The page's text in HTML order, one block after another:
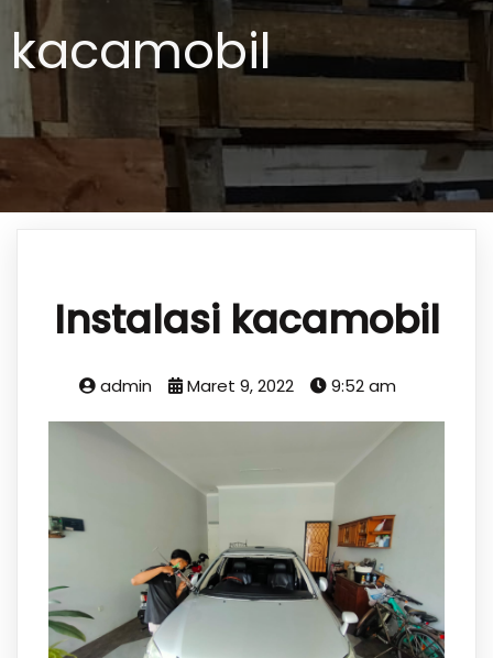
kacamobil
Instalasi kacamobil
admin Maret 9, 2022 9:52 am